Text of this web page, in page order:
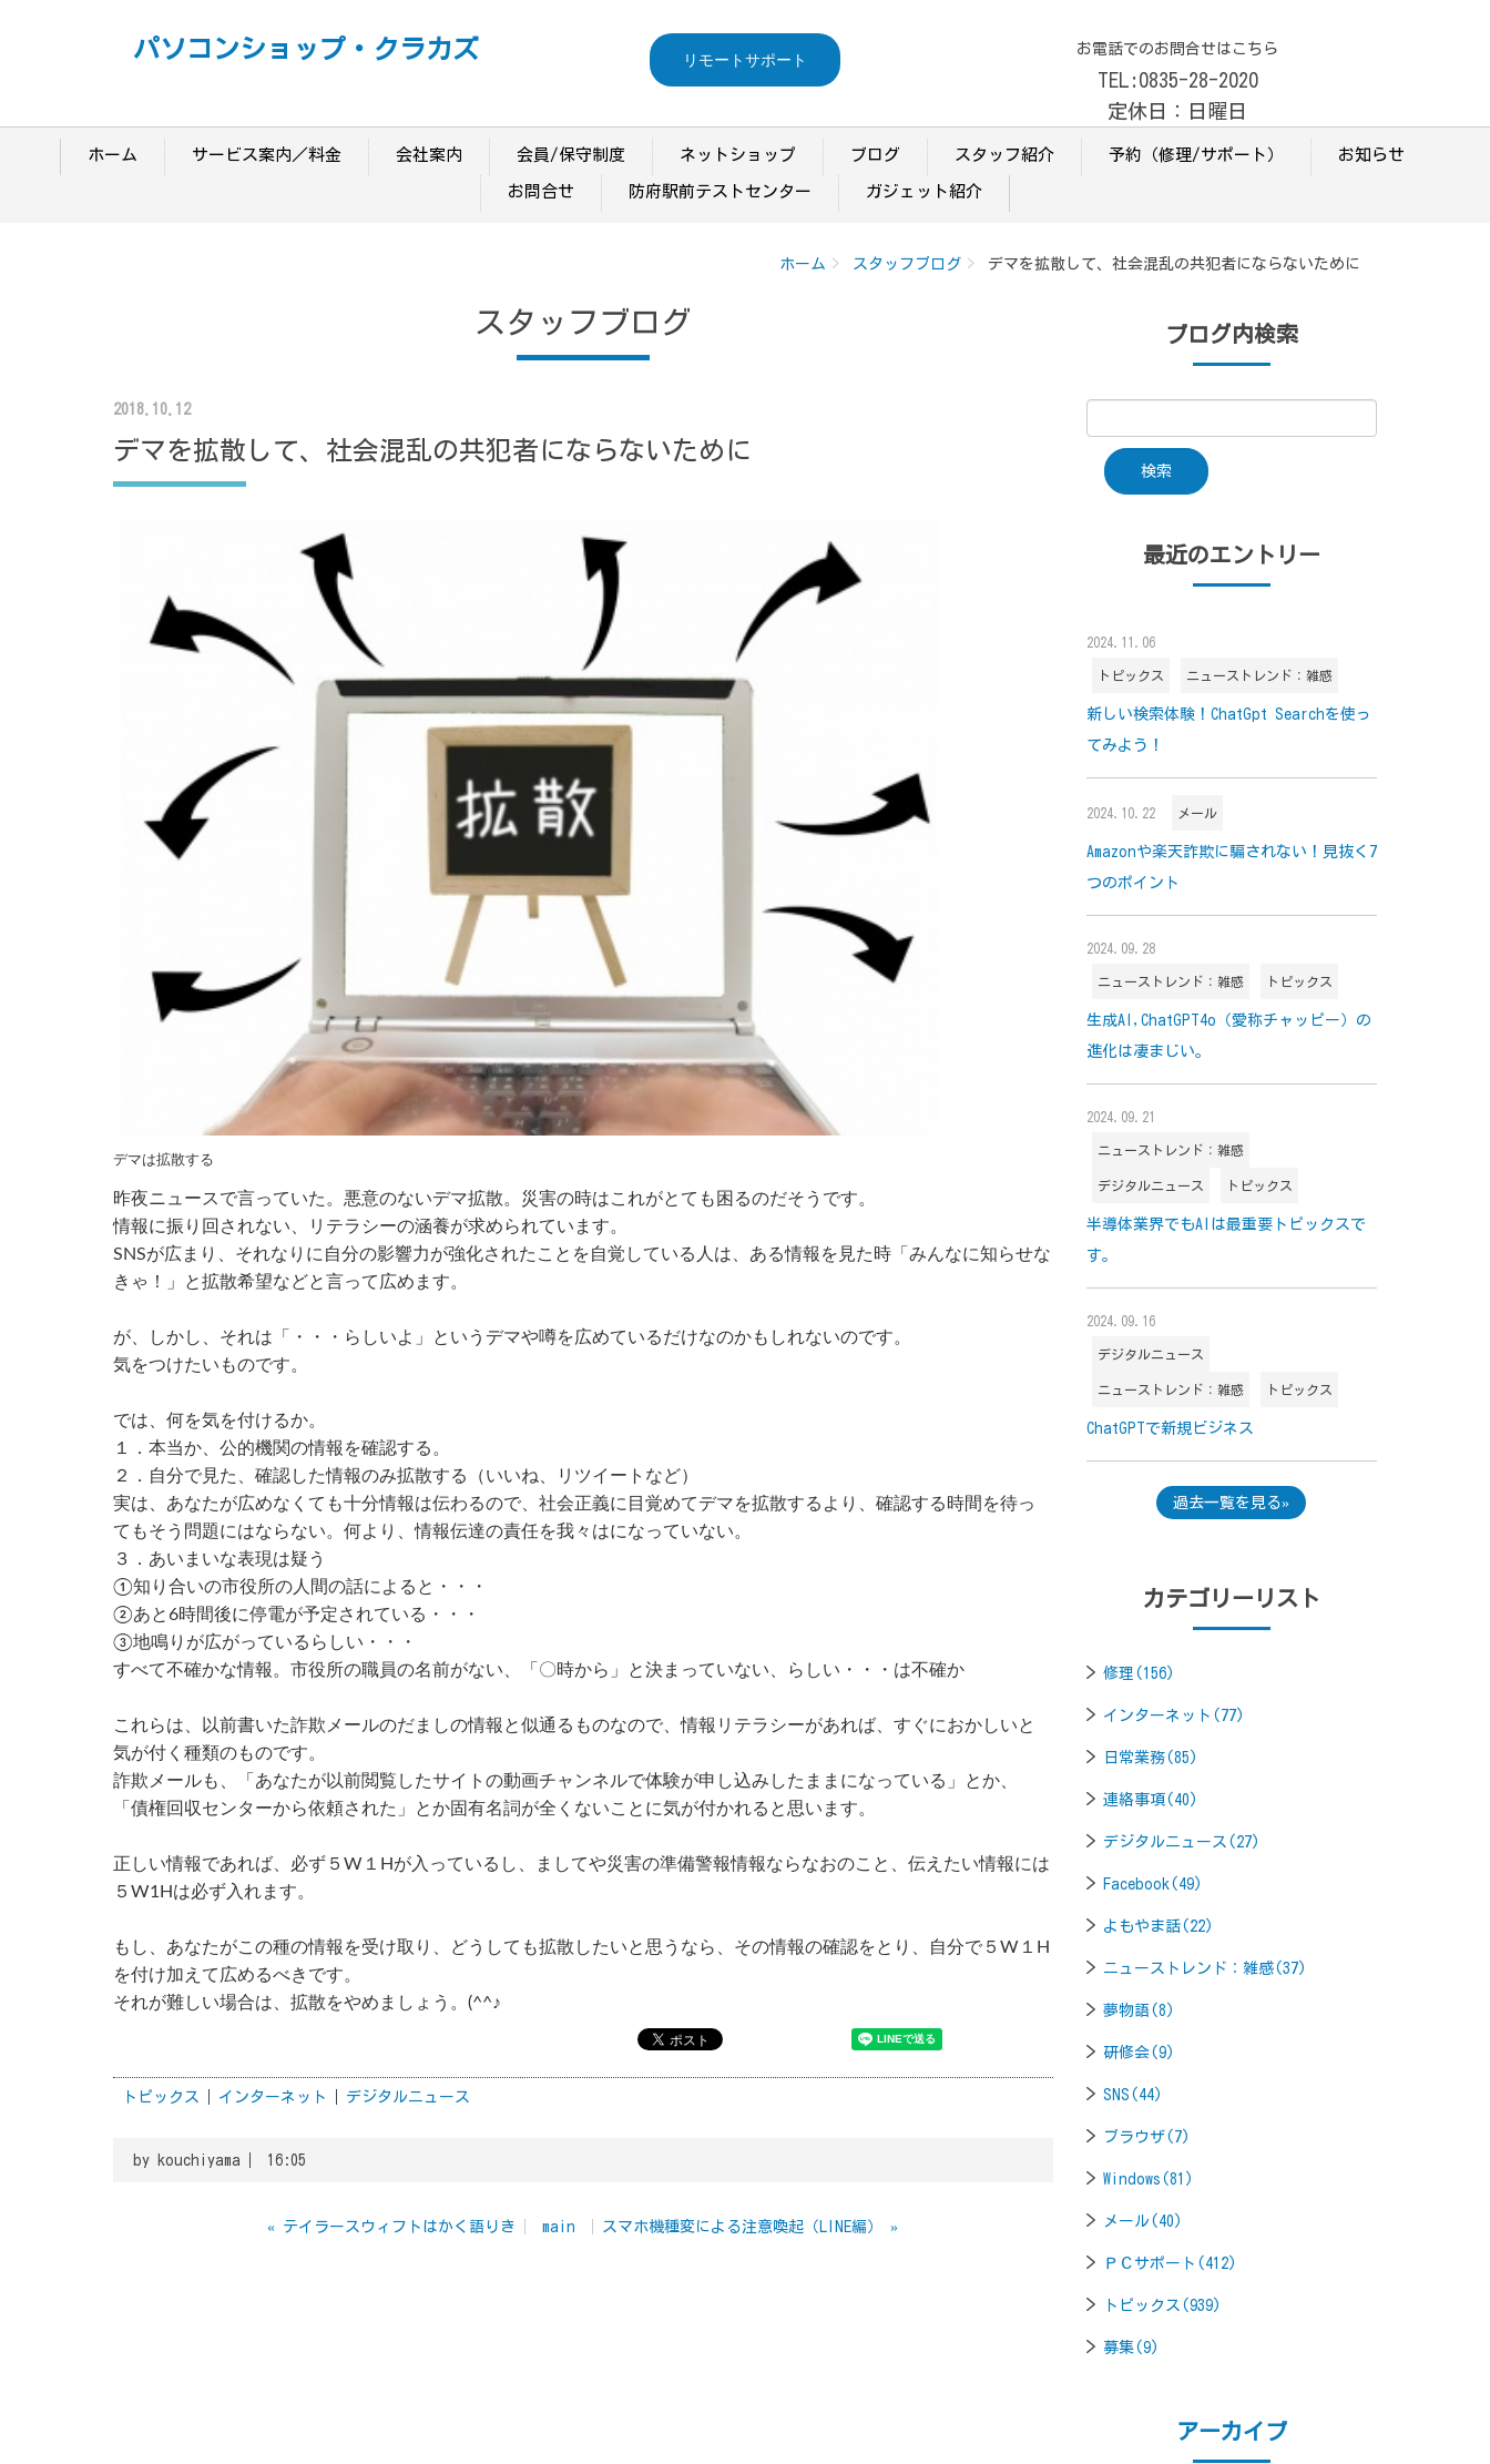
パソコンショップ・クラカズ リモートサポート
お電話でのお問合せはこちら
TEL:0835-28-2020
定休日：日曜日
ホーム サービス案内／料金 会社案内 会員/保守制度 ネットショップ ブログ スタッフ紹介 予約（修理/サポート） お知らせ
お問合せ 防府駅前テストセンター ガジェット紹介
ホーム スタッフブログ デマを拡散して、社会混乱の共犯者にならないために
スタッフブログ
2018.10.12
デマを拡散して、社会混乱の共犯者にならないために
デマは拡散する
昨夜ニュースで言っていた。悪意のないデマ拡散。災害の時はこれがとても困るのだそうです。
情報に振り回されない、リテラシーの涵養が求められています。
SNSが広まり、それなりに自分の影響力が強化されたことを自覚している人は、ある情報を見た時「みんなに知らせな
きゃ！」と拡散希望などと言って広めます。
が、しかし、それは「・・・らしいよ」というデマや噂を広めているだけなのかもしれないのです。
気をつけたいものです。
では、何を気を付けるか。
１．本当か、公的機関の情報を確認する。
２．自分で見た、確認した情報のみ拡散する（いいね、リツイートなど）
実は、あなたが広めなくても十分情報は伝わるので、社会正義に目覚めてデマを拡散するより、確認する時間を待っ
てもそう問題にはならない。何より、情報伝達の責任を我々はになっていない。
３．あいまいな表現は疑う
①知り合いの市役所の人間の話によると・・・
②あと6時間後に停電が予定されている・・・
③地鳴りが広がっているらしい・・・
すべて不確かな情報。市役所の職員の名前がない、「〇時から」と決まっていない、らしい・・・は不確か
これらは、以前書いた詐欺メールのだましの情報と似通るものなので、情報リテラシーがあれば、すぐにおかしいと
気が付く種類のものです。
詐欺メールも、「あなたが以前閲覧したサイトの動画チャンネルで体験が申し込みしたままになっている」とか、
「債権回収センターから依頼された」とか固有名詞が全くないことに気が付かれると思います。
正しい情報であれば、必ず５W１Hが入っているし、ましてや災害の準備警報情報ならなおのこと、伝えたい情報には
５W1Hは必ず入れます。
もし、あなたがこの種の情報を受け取り、どうしても拡散したいと思うなら、その情報の確認をとり、自分で５W１H
を付け加えて広めるべきです。
それが難しい場合は、拡散をやめましょう。(^^♪
トピックス インターネット デジタルニュース
by kouchiyama 16:05
« テイラースウィフトはかく語りき main スマホ機種変による注意喚起（LINE編） »
ブログ内検索
最近のエントリー
2024.11.06
トピックス ニューストレンド：雑感
新しい検索体験！ChatGpt Searchを使っ
てみよう！
2024.10.22 メール
Amazonや楽天詐欺に騙されない！見抜く7
つのポイント
2024.09.28
ニューストレンド：雑感 トピックス
生成AI,ChatGPT4o（愛称チャッピー）の
進化は凄まじい。
2024.09.21
ニューストレンド：雑感
デジタルニュース トピックス
半導体業界でもAIは最重要トピックスで
す。
2024.09.16
デジタルニュース
ニューストレンド：雑感 トピックス
ChatGPTで新規ビジネス
過去一覧を見る
カテゴリーリスト
修理(156)
インターネット(77)
日常業務(85)
連絡事項(40)
デジタルニュース(27)
Facebook(49)
よもやま話(22)
ニューストレンド：雑感(37)
夢物語(8)
研修会(9)
SNS(44)
ブラウザ(7)
Windows(81)
メール(40)
ＰＣサポート(412)
トピックス(939)
募集(9)
アーカイブ